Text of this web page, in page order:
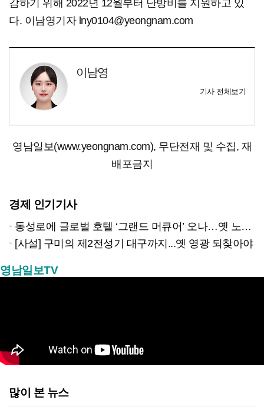
감하기 위해 2022년 12월부터 난방비를 지원하고 있
다. 이남영기자 lny0104@yeongnam.com
이남영
기사 전체보기
영남일보(www.yeongnam.com), 무단전재 및 수집, 재
배포금지
경제 인기기사
동성로에 글로벌 호텔 ‘그랜드 머큐어’ 오나…옛 노보텔 자리 사무실 개설
[사설] 구미의 제2전성기 대구까지...옛 영광 되찾아야
영남일보TV
많이 본 뉴스